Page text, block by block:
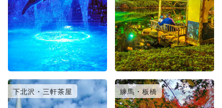
下北沢・三軒茶屋 練馬・板橋